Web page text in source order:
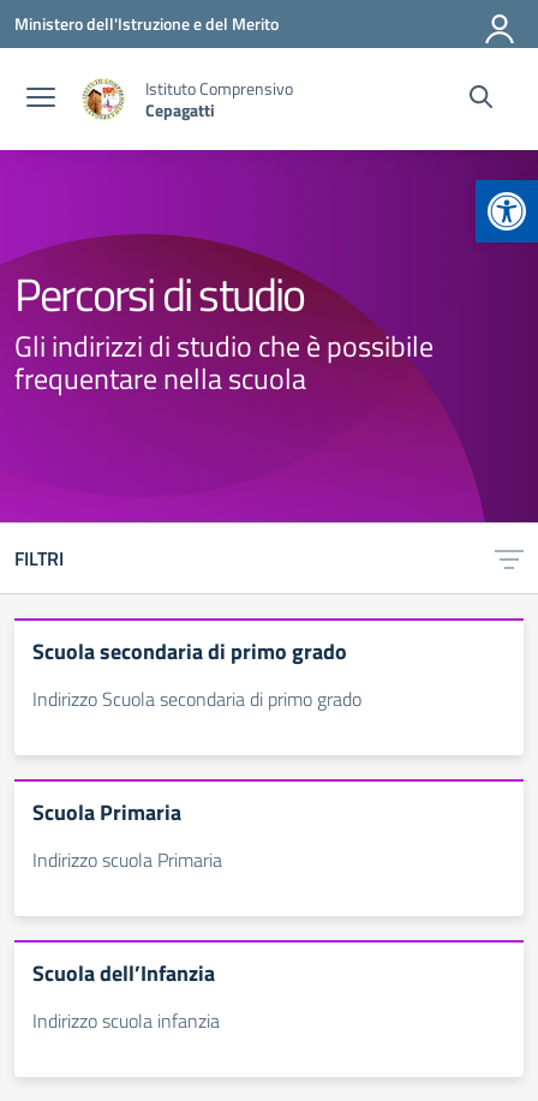
Vai ai contenuti
Vai al menu di navigazione
Vai al footer
Ministero dell'Istruzione e del Merito
Istituto Comprensivo
Cepagatti
Percorsi di studio
Gli indirizzi di studio che è possibile
frequentare nella scuola
FILTRI
Scuola secondaria di primo grado
Indirizzo Scuola secondaria di primo grado
Scuola Primaria
Indirizzo scuola Primaria
Scuola dell’Infanzia
Indirizzo scuola infanzia